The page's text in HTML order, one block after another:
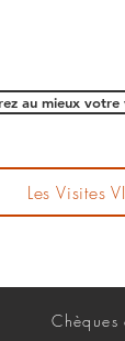
au mieux
Les Visites